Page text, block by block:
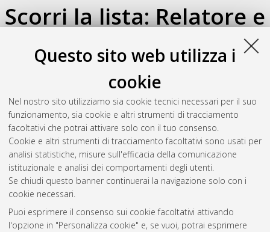
Questo sito web utilizza i
cookie
Nel nostro sito utilizziamo sia cookie tecnici necessari per il suo
funzionamento, sia cookie e altri strumenti di tracciamento
facoltativi che potrai attivare solo con il tuo consenso.
Cookie e altri strumenti di tracciamento facoltativi sono usati per
analisi statistiche, misure sull'efficacia della comunicazione
istituzionale e analisi dei comportamenti degli utenti.
Se chiudi questo banner continuerai la navigazione solo con i
cookie necessari.
Puoi esprimere il consenso sui cookie facoltativi attivando
l'opzione in "Personalizza cookie" e, se vuoi, potrai esprimere
Scorri la lista: Relatore e
Correlatore
Seleziona un valore dall'elenco sottostante.
2013(1)
2011(1)
2009 (1)
Atom
Rss 1.0
Rss 2.0